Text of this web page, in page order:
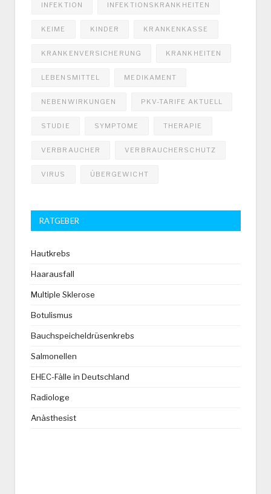
INFEKTION INFEKTIONSKRANKHEITEN
KEIME KINDER KRANKENKASSE
KRANKENVERSICHERUNG KRANKHEITEN
LEBENSMITTEL MEDIKAMENT
NEBENWIRKUNGEN PKV-TARIFE AKTUELL
STUDIE SYMPTOME THERAPIE
VERBRAUCHER VERBRAUCHERSCHUTZ
VIRUS ÜBERGEWICHT
RATGEBER
Hautkrebs
Haarausfall
Multiple Sklerose
Botulismus
Bauchspeicheldrüsenkrebs
Salmonellen
EHEC-Fälle in Deutschland
Radiologe
Anästhesist